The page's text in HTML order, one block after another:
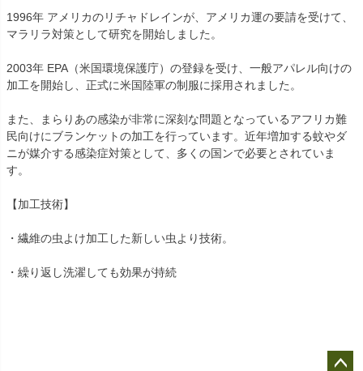
1996年 アメリカのリチャドレインが、アメリカ運の要請を受けて、
マラリラ対策として研究を開始しました。
2003年 EPA（米国環境保護庁）の登録を受け、一般アパレル向けの
加工を開始し、正式に米国陸軍の制服に採用されました。
また、まらりあの感染が非常に深刻な問題となっているアフリカ難
民向けにブランケットの加工を行っています。近年増加する蚊やダ
ニが媒介する感染症対策として、多くの国ンで必要とされていま
す。
【加工技術】
・繊維の虫よけ加工した新しい虫より技術。
・繰り返し洗濯しても効果が持続